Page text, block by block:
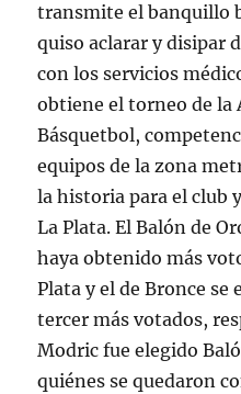
transmite el banquillo
quiso aclarar y disipar
con los servicios
obtiene el torneo de la
Básquetbol,
equipos de la zona
la historia para el club
La Plata. El Balón de
haya obtenido más
Plata y el de Bronce
tercer más votados,
Modric fue elegido
quiénes se quedaron